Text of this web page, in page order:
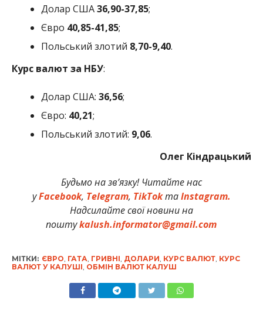
Долар США36,90-37,85;
Євро 40,85-41,85;
Польський злотий 8,70-9,40.
Курс валют за НБУ:
Долар США: 36,56;
Євро: 40,21;
Польський злотий: 9,06.
Олег Кіндрацький
Будьмо на зв’язку! Читайте нас
уFacebook, Telegram, TikTokтаInstagram.
Надсилайте свої новини на
поштуkalush.informator@gmail.com
МІТКИ: ЄВРО ГАТА ГРИВНІ ДОЛАРИ КУРС ВАЛЮТ, КУРС
ВАЛЮТ У КАЛУШІ ОБМІН ВАЛЮТ КАЛУШ